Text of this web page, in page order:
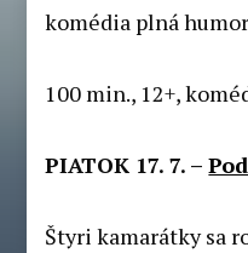
komédia plná
100 min., 12+,
PIATOK 17. 7. –
Štyri kamarátky sa